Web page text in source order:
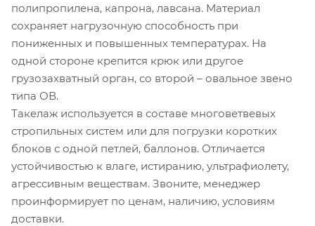
полипропилена, капрона, лавсана. Материал
сохраняет нагрузочную способность при
пониженных и повышенных температурах. На
одной стороне крепится крюк или другое
грузозахватный орган, со второй – овальное звено
типа ОВ.
Такелаж используется в составе многоветвевых
стропильных систем или для погрузки коротких
блоков с одной петлей, баллонов. Отличается
устойчивостью к влаге, истиранию, ультрафиолету,
агрессивным веществам. Звоните, менеджер
проинформирует по ценам, наличию, условиям
доставки.